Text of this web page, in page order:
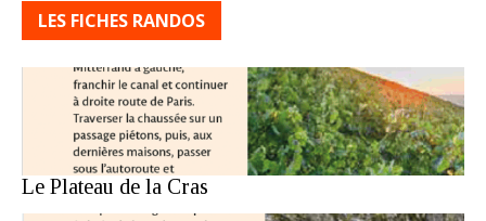
LES FICHES RANDOS
Le Plateau de la Cras